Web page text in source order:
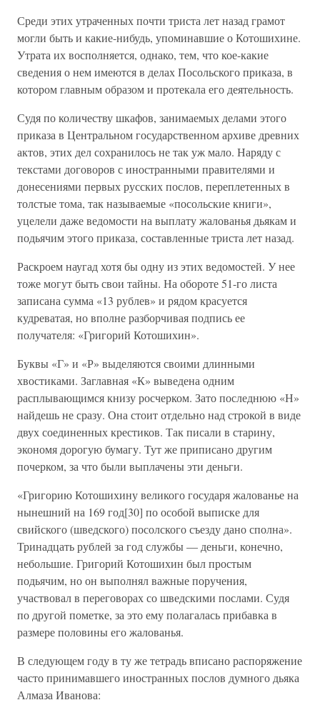
Среди этих утраченных почти триста лет назад грамот
могли быть и какие-нибудь, упоминавшие о Котошихине.
Утрата их восполняется, однако, тем, что кое-какие
сведения о нем имеются в делах Посольского приказа, в
котором главным образом и протекала его деятельность.
Судя по количеству шкафов, занимаемых делами этого
приказа в Центральном государственном архиве древних
актов, этих дел сохранилось не так уж мало. Наряду с
текстами договоров с иностранными правителями и
донесениями первых русских послов, переплетенных в
толстые тома, так называемые «посольские книги»,
уцелели даже ведомости на выплату жалованья дьякам и
подьячим этого приказа, составленные триста лет назад.
Раскроем наугад хотя бы одну из этих ведомостей. У нее
тоже могут быть свои тайны. На обороте 51-го листа
записана сумма «13 рублев» и рядом красуется
кудреватая, но вполне разборчивая подпись ее
получателя: «Григорий Котошихин».
Буквы «Г» и «Р» выделяются своими длинными
хвостиками. Заглавная «К» выведена одним
расплывающимся книзу росчерком. Зато последнюю «Н»
найдешь не сразу. Она стоит отдельно над строкой в виде
двух соединенных крестиков. Так писали в старину,
экономя дорогую бумагу. Тут же приписано другим
почерком, за что были выплачены эти деньги.
«Григорию Котошихину великого государя жалованье на
нынешний на 169 год[30] по особой выписке для
свийского (шведского) посолского съезду дано сполна».
Тринадцать рублей за год службы — деньги, конечно,
небольшие. Григорий Котошихин был простым
подьячим, но он выполнял важные поручения,
участвовал в переговорах со шведскими послами. Судя
по другой пометке, за это ему полагалась прибавка в
размере половины его жалованья.
В следующем году в ту же тетрадь вписано распоряжение
часто принимавшего иностранных послов думного дьяка
Алмаза Иванова: